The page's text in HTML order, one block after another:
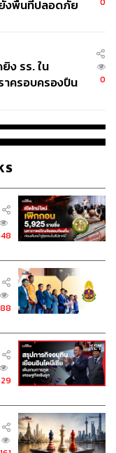
งพื้นที่ปลอดภัย
ง รร. ใน
ครอบครองปืน
0